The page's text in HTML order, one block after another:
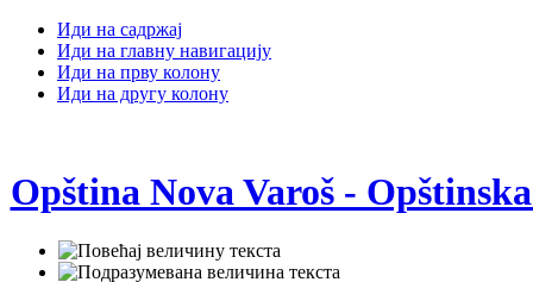
Иди на садржај
Иди на главну навигацију
Иди на прву колону
Иди на другу колону
Opština Nova Varoš -